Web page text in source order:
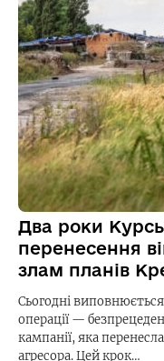
Два роки
перенесення
злам планів
Сьогодні
операції —
кампанії, яка
агресора. Цей крок…